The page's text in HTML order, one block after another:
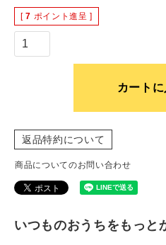
[ 7 ポイント進呈 ]
カート
返品特約について
商品についてのお問い合わせ
いつものおうちをもっと